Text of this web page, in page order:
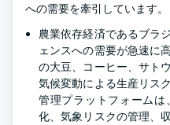
への需要を牽引しています。
農業依存経済であるブラ
ェンスへの需要が急速に
の大豆、コーヒー、サト
気候変動による生産リス
管理プラットフォーム
化、気象リスクの管理、